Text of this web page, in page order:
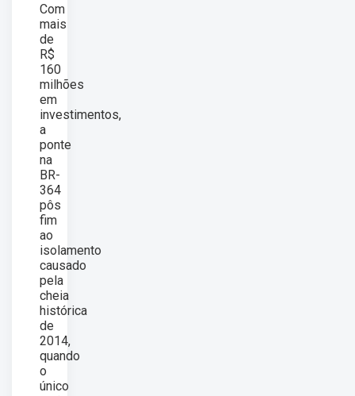
Com
mais
de
R$
160
milhões
em
investimentos,
a
ponte
na
BR-
364
pôs
fim
ao
isolamento
causado
pela
cheia
histórica
de
2014,
quando
o
único